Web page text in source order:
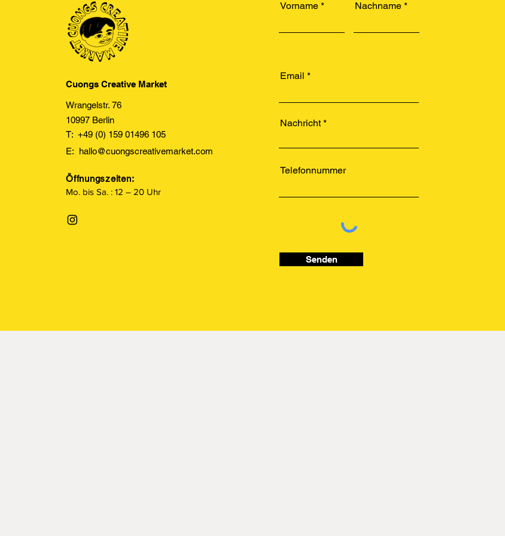
Cuongs Creative Market
Wrangelstr. 76
10997 Berlin
T: +49 (0) 159 01496 105
E: hallo@cuongscreativemarket.com
Öffnungszeiten:
Mo. bis Sa. : 12 – 20 Uhr
Vorname Nachname
Email
Nachricht
Telefonnummer
Senden